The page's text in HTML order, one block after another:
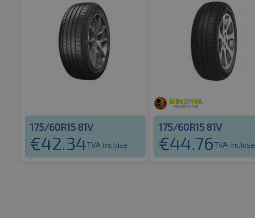
175/60R15 81V
€42.34TVA incluse
175/60R15 81V
€44.76TVA incluse